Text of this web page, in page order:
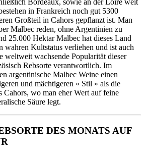
Bordeaux, sowie an der Loire weit
in Frankreich noch gut 5300
Großteil in Cahors gepflanzt ist. Man
Malbec reden, ohne Argentinien zu
25.000 Hektar Malbec hat dieses Land
wahren Kultstatus verliehen und ist auch
weltweit wachsende Popularität dieser
Rebsorte verantwortlich. Im
argentinische Malbec Weine einen
und mächtigeren « Stil » als die
Cahors, wo man eher Wert auf feine
Säure legt.
DES MONATS AUF